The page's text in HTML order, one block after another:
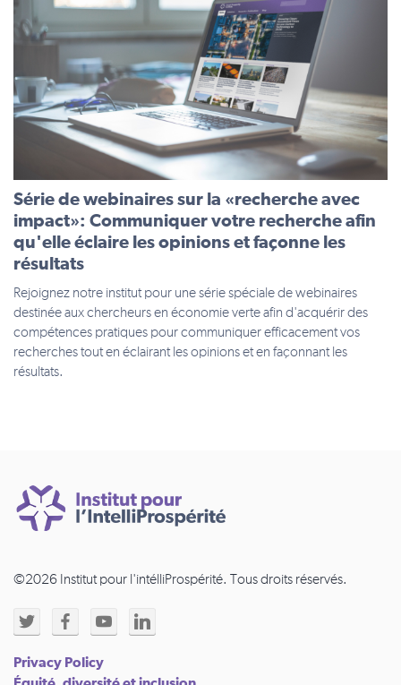
Série de webinaires sur la «recherche avec
impact»: Communiquer votre recherche afin
qu'elle éclaire les opinions et façonne les
résultats
Rejoignez notre institut pour une série spéciale de webinaires
destinée aux chercheurs en économie verte afin d'acquérir des
compétences pratiques pour communiquer efficacement vos
recherches tout en éclairant les opinions et en façonnant les
résultats.
©2026 Institut pour l'intélliProspérité. Tous droits réservés.
Privacy Policy